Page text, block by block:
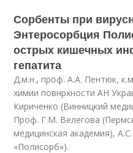
Сорбенты при
Энтеросорбция
острых кишечных
гепатита
Д.м.н., проф. А.А. Пентюк,
химии повнрхности АН
Кириченко (Винницкий
Проф. Г.М. Велегова
медицинская академия),
«Полисорб»).